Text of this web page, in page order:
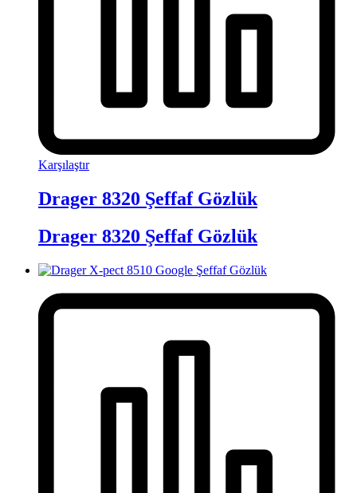
Karşılaştır
Drager 8320 Şeffaf Gözlük
Drager 8320 Şeffaf Gözlük